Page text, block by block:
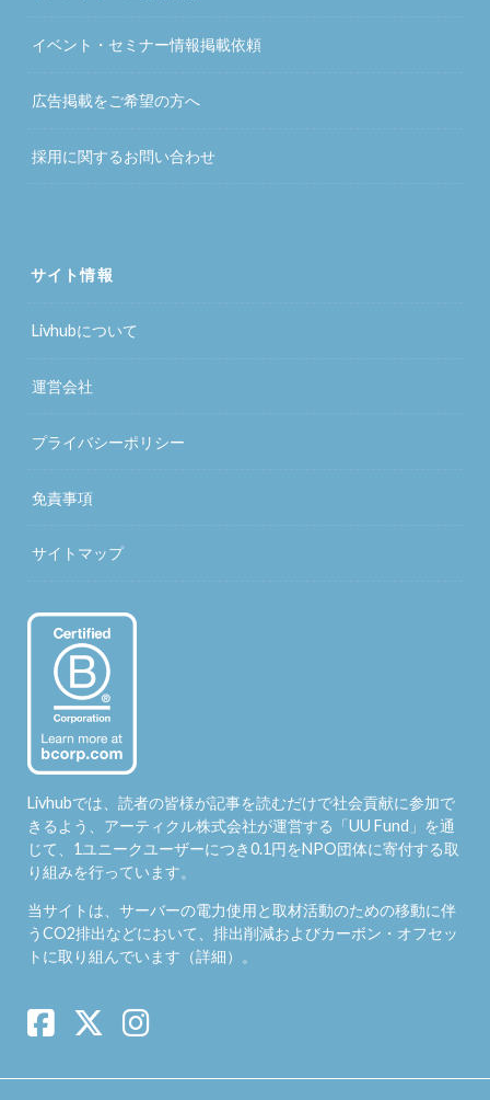
イベント・セミナー情報掲載依頼
広告掲載をご希望の方へ
採用に関するお問い合わせ
サイト情報
Livhubについて
運営会社
プライバシーポリシー
免責事項
サイトマップ
Livhubでは、読者の皆様が記事を読むだけで社会貢献に参加で
きるよう、アーティクル株式会社が運営する「UU Fund 」を通
じて、1ユニークユーザーにつき0.1円をNPO団体に寄付する取
り組みを行っています。
当サイトは、サーバーの電力使用と取材活動のための移動に伴
うCO2排出などにおいて、排出削減およびカーボン・オフセッ
トに取り組んでいます（詳細）。